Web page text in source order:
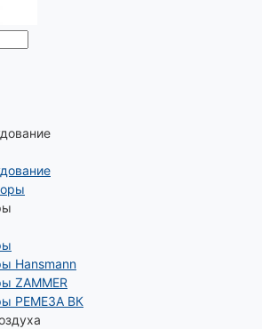
Hansmann
ZAMMER
РЕМЕЗА ВК